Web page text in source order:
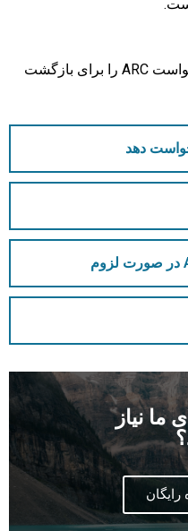
افراد مشمول حکم اخراج باید درخواست ARC را برای بازگشت
ما نیاز